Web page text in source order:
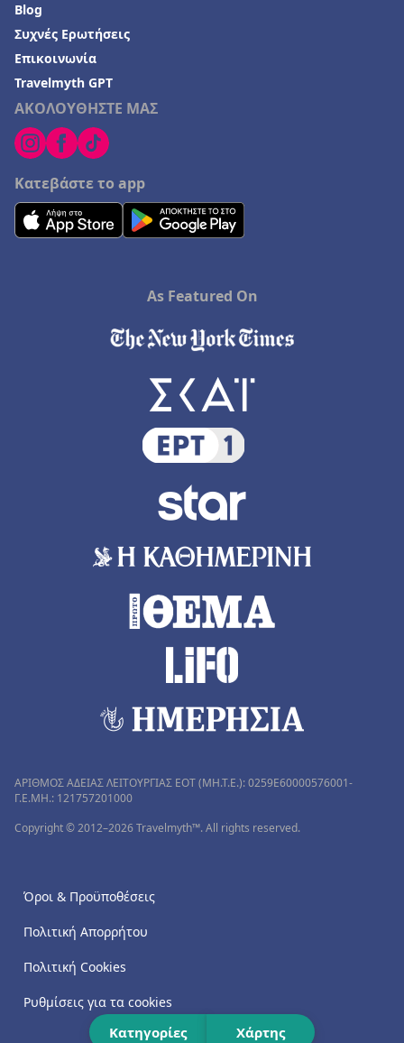
Κατηγορίες Χάρτης
ΑΚΟΛΟΥΘΗΣΤΕ ΜΑΣ
Κατεβάστε το app
Blog
Συχνές Ερωτήσεις
Επικοινωνία
Travelmyth GPT
As Featured On
ΑΡΙΘΜΟΣ ΑΔΕΙΑΣ ΛΕΙΤΟΥΡΓΙΑΣ ΕΟΤ (MH.T.E.): 0259Ε60000576001-
Γ.Ε.ΜΗ.: 121757201000
Copyright © 2012–2026 Travelmyth™. All rights reserved.
Όροι & Προϋποθέσεις
Πολιτική Απορρήτου
Πολιτική Cookies
Ρυθμίσεις για τα cookies